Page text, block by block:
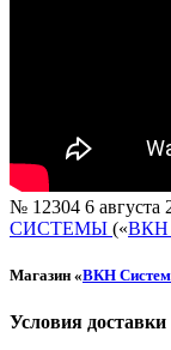
№ 12304 6 августа
СИСТЕМЫ («ВКН
Магазин «ВКН
Условия доставки